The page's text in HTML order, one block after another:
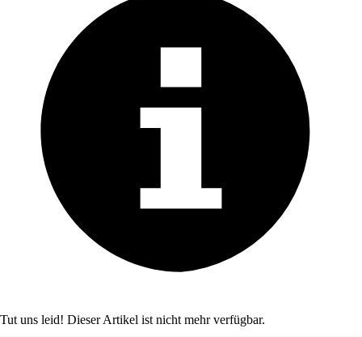
Tut uns leid! Dieser Artikel ist nicht mehr verfügbar.